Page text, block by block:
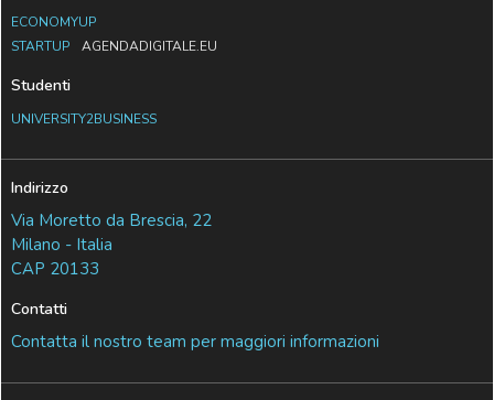
ECONOMYUP
STARTUP
AGENDADIGITALE.EU
Studenti
UNIVERSITY2BUSINESS
Indirizzo
Via Moretto da Brescia, 22
Milano - Italia
CAP 20133
Contatti
Contatta il nostro team per maggiori informazioni